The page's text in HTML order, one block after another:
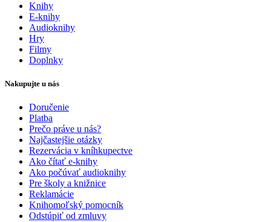
Knihy
E-knihy
Audioknihy
Hry
Filmy
Doplnky
Nakupujte u nás
Doručenie
Platba
Prečo práve u nás?
Najčastejšie otázky
Rezervácia v kníhkupectve
Ako čítať e-knihy
Ako počúvať audioknihy
Pre školy a knižnice
Reklamácie
Knihomoľský pomocník
Odstúpiť od zmluvy